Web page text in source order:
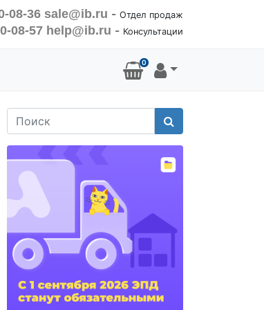
08-36 sale@ib.ru - Отдел продаж
08-57 help@ib.ru - Консультации
0
Поиск